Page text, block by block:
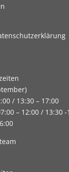
/ 13:30 – 17:00
– 12:00 / 13:30 -